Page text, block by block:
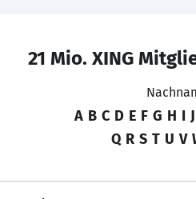
21 Mio. XING
A B C D E F G H I J
Q R S T U V